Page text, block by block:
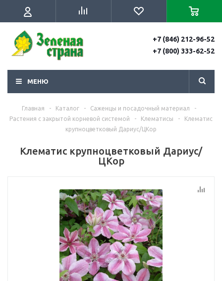
+7 (846) 212-96-52
+7 (800) 333-62-52
МЕНЮ
Главная - Каталог - Саженцы и посадочный материал
-
Растения с закрытой корневой системой
- Клематисы -
Клематис
крупноцветковый Дариус/ЦКор
Клематис крупноцветковый Дариус/
ЦКор